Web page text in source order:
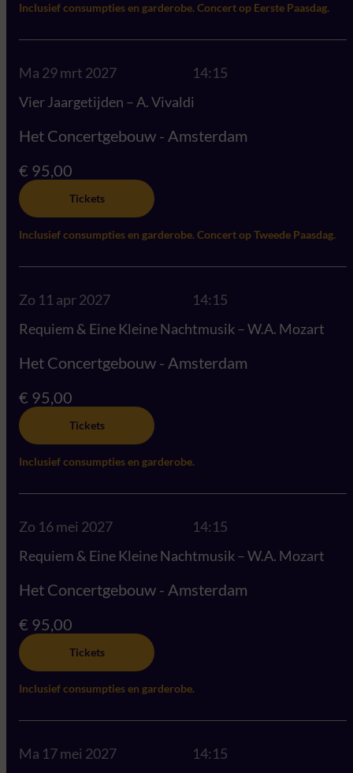
Inclusief consumpties en garderobe. Concert op Eerste Paasdag.
Ma 29 mrt 2027
14:15
Vier Jaargetijden – A. Vivaldi
Het Concertgebouw - Amsterdam
€ 95,00
Tickets
Inclusief consumpties en garderobe. Concert op Tweede Paasdag.
Zo 11 apr 2027
14:15
Requiem & Eine Kleine Nachtmusik – W.A. Mozart
Het Concertgebouw - Amsterdam
€ 95,00
Tickets
Inclusief consumpties en garderobe.
Zo 16 mei 2027
14:15
Requiem & Eine Kleine Nachtmusik – W.A. Mozart
Het Concertgebouw - Amsterdam
€ 95,00
Tickets
Inclusief consumpties en garderobe.
Ma 17 mei 2027
14:15